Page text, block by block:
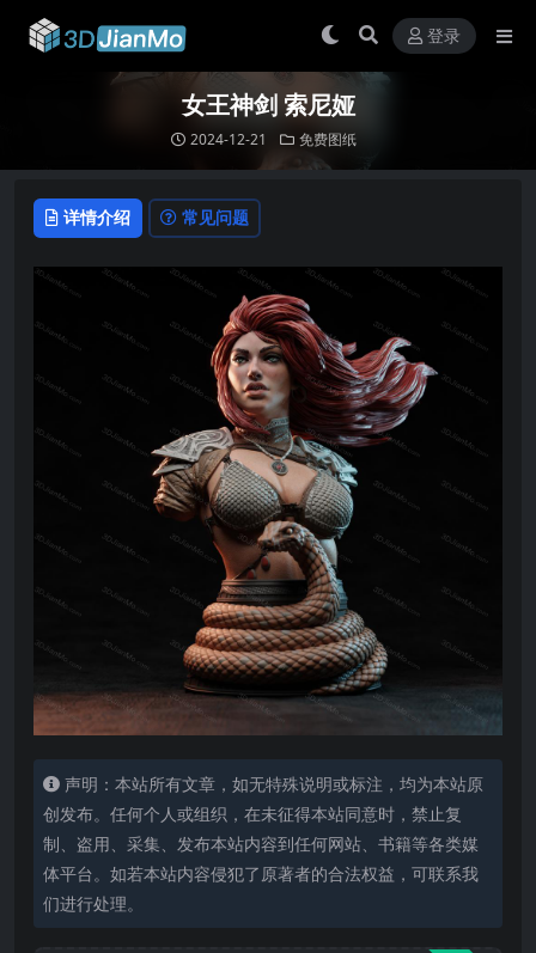
登录
女王神剑 索尼娅
2024-12-21 免费图纸
详情介绍 常见问题
声明：本站所有文章，如无特殊说明或标注，均为本站原
创发布。任何个人或组织，在未征得本站同意时，禁止复
制、盗用、采集、发布本站内容到任何网站、书籍等各类媒
体平台。如若本站内容侵犯了原著者的合法权益，可联系我
们进行处理。